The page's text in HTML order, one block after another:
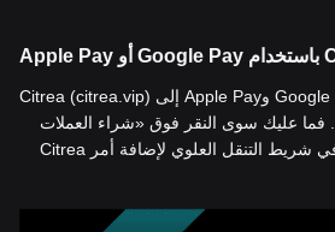
يُعد تحويل رصيدك في Google Pay وApple Pay إلى Citrea (citrea.vip)
أمرًا سهلًا وآمنًا على Bitget. فما عليك سوى النقر فوق «شراء العملات
في شريط التنقل العلوي لإضافة أمر Citrea